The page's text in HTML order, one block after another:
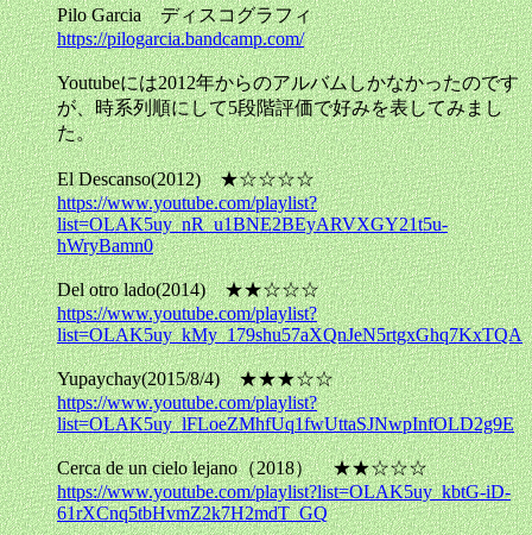
Pilo Garcia ディスコグラフィ
https://pilogarcia.bandcamp.com/
Youtubeには2012年からのアルバムしかなかったのです
が、時系列順にして5段階評価で好みを表してみまし
た。
El Descanso(2012) ★☆☆☆☆
https://www.youtube.com/playlist?
list=OLAK5uy_nR_u1BNE2BEyARVXGY21t5u-
hWryBamn0
Del otro lado(2014) ★★☆☆☆
https://www.youtube.com/playlist?
list=OLAK5uy_kMy_179shu57aXQnJeN5rtgxGhq7KxTQA
Yupaychay(2015/8/4) ★★★☆☆
https://www.youtube.com/playlist?
list=OLAK5uy_lFLoeZMhfUq1fwUttaSJNwpInfOLD2g9E
Cerca de un cielo lejano（2018） ★★☆☆☆
https://www.youtube.com/playlist?list=OLAK5uy_kbtG-iD-
61rXCnq5tbHvmZ2k7H2mdT_GQ